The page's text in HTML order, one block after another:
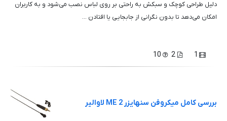
دلیل طراحی کوچک و سبکش به راحتی بر روی لباس نصب می‌شود و به کاربران
امکان می‌دهد تا بدون نگرانی از جابجایی یا افتادن ...
1
2
10
بررسی کامل میکروفن سنهایزر ME 2 لاوالیر